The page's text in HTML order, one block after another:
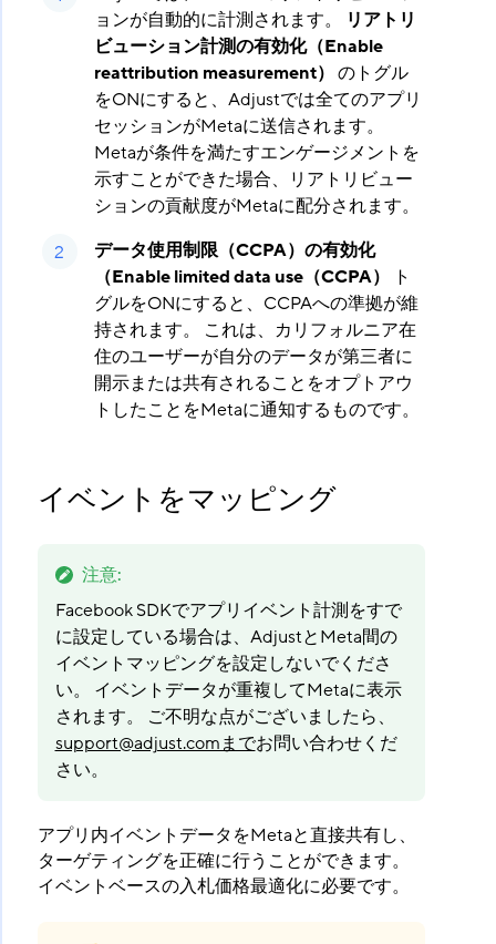
ョンが自動的に計測されます。
リアトリ
ビューション計測の有効化（Enable
reattribution measurement） ​ のトグル
をONにすると、Adjustでは全てのアプリ
セッションがMetaに送信されます。
Metaが条件を満たすエンゲージメントを
示すことができた場合、リアトリビュー
ションの貢献度がMetaに配分されます。
データ使用制限（CCPA）の有効化
（Enable limited data use（CCPA）
​ ト
グルをONにすると、CCPAへの準拠が維
持されます。 これは、カリフォルニア在
住のユーザーが自分のデータが第三者に
開示または共有されることをオプトアウ
トしたことをMetaに通知するものです。
イベントをマッピング
注意:
Facebook SDKでアプリイベント計測をすで
に設定している場合は、AdjustとMeta間の
イベントマッピングを設定しないでくださ
い。 イベントデータが重複してMetaに表示
されます。 ご不明な点がございましたら、
support@adjust.comまでお問い合わせくだ
さい。
アプリ内イベントデータをMetaと直接共有し、
ターゲティングを正確に行うことができます。
イベントベースの入札価格最適化に必要です。